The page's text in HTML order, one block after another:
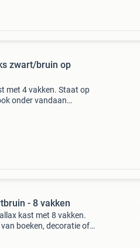
zwart/bruin op
met 4 vakken. Staat op
onder vandaan
- 8 vakken
kast met 8 vakken.
boeken, decoratie of